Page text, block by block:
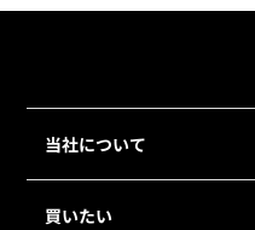
当社について
買いたい